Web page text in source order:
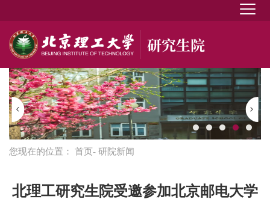
您现在的位置： 首页- 研院新闻
北理工研究生院受邀参加北京邮电大学